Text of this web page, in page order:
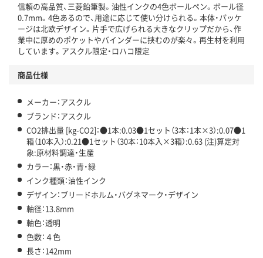
この商品の環境配慮ポイントです。下記商品詳細「
アスクル商品環境スコア詳細／加点項目
」で確認できます。
信頼の高品質、三菱鉛筆製。油性インクの4色ボールペン。ボール径
0.7mm。4色あるので、用途に応じて使い分けられる。本体・パッケ
ージは北欧デザイン。片手で広げられる大きなクリップだから、作
業中に厚めのポケットやバインダーに挟むのが楽々。再生材を利用
しています。アスクル限定・ロハコ限定
商品仕様
メーカー：アスクル
ブランド：アスクル
CO2排出量 [kg-CO2]：●1本:0.03●1セット（3本：1本×3）:0.07●1
箱（10本入）:0.21●1セット（30本：10本入×3箱）:0.63 (注)算定対
象:原材料調達・生産
カラー：黒・赤・青・緑
インク種類：油性インク
デザイン：ブリードホルム・バグネマーク・デザイン
軸径：13.8mm
軸色：透明
色数：４色
長さ：142mm